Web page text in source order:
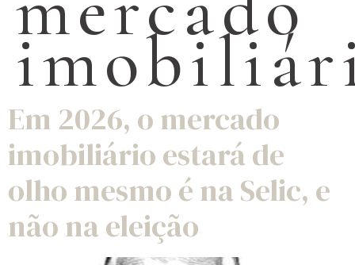
Em 2026, o mercado
imobiliário estará de
olho mesmo é na Selic, e
não na eleição